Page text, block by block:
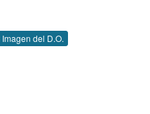
Imagen del D.O.